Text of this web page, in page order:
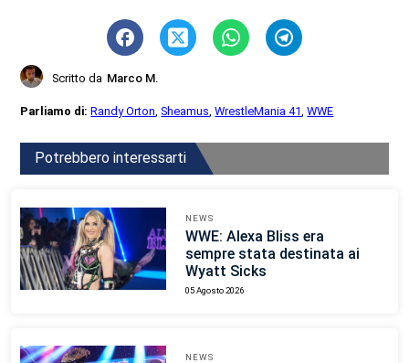
Scritto da Marco M.
Parliamo di:Randy Orton,Sheamus,WrestleMania 41,WWE
Potrebbero interessarti
NEWS
WWE: Alexa Bliss era
sempre stata destinata ai
Wyatt Sicks
05 Agosto 2026
NEWS